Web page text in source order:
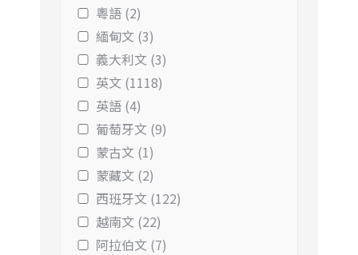
粵語 (2)
緬甸文 (3)
義大利文 (3)
英文 (1118)
英語 (4)
葡萄牙文 (9)
蒙古文 (1)
蒙藏文 (2)
西班牙文 (122)
越南文 (22)
阿拉伯文 (7)